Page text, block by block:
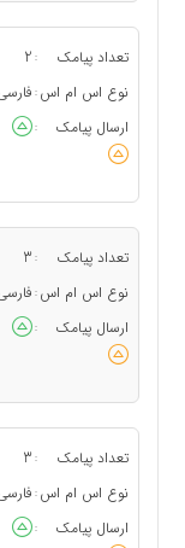
تعداد پیامک :
2
نوع اس ام اس :
ارسال پیامک
:
تعداد پیامک :
3
نوع اس ام اس :
ارسال پیامک
:
تعداد پیامک :
3
نوع اس ام اس :
ارسال پیامک
: